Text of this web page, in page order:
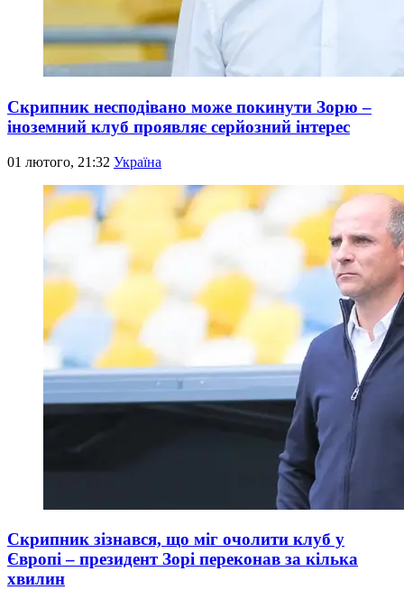
Скрипник несподівано може покинути Зорю –
іноземний клуб проявляє серйозний інтерес
01 лютого, 21:32 Україна
Скрипник зізнався, що міг очолити клуб у
Європі – президент Зорі переконав за кілька
хвилин